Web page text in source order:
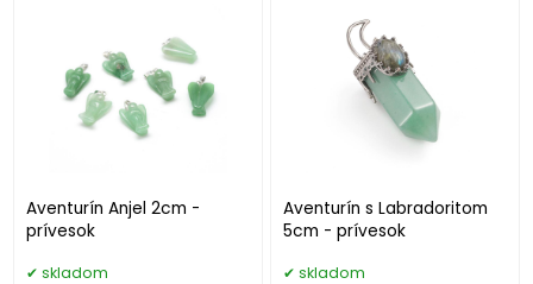
Aventurín Anjel 2cm -
prívesok
skladom
Aventurín s Labradoritom
5cm - prívesok
skladom